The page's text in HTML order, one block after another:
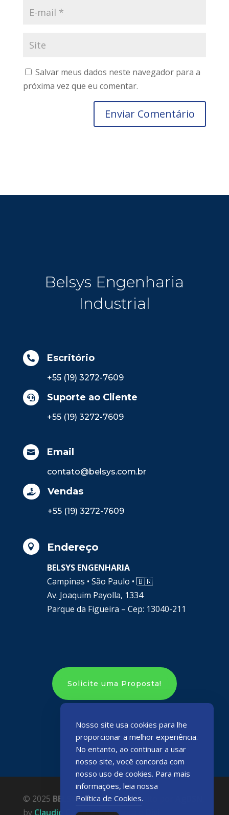
Salvar meus dados neste navegador para a
próxima vez que eu comentar.
Belsys Engenharia
Industrial
 Escritório
+55 (19) 3272-7609
 Suporte ao Cliente
+55 (19) 3272-7609
 Email
contato@belsys.com.br
 Vendas
+55 (19) 3272-7609
 Endereço
BELSYS ENGENHARIA
Campinas • São Paulo • 🇧🇷
Av. Joaquim Payolla, 1334
Parque da Figueira – Cep: 13040-211
Solicite uma Proposta!
© 2025 BELSYS ENGENHARIA, feito por
by Claudio Camargo, conheça o
Nosso site usa cookies para lhe
proporcionar a melhor experiência.
No entanto, ao continuar a usar
nosso site, você concorda com
nosso uso de cookies. Para mais
informações, leia nossa
Política de Cookies.